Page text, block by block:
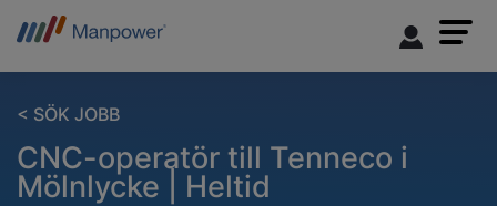
< SÖK JOBB
CNC-operatör till Tenneco i
Mölnlycke | Heltid